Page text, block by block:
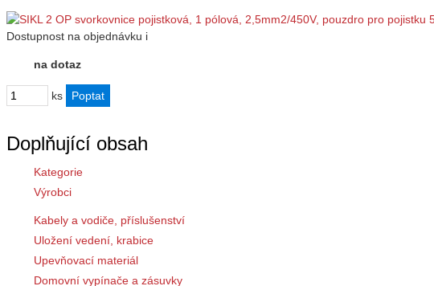
Dostupnost na objednávku i
na dotaz
ks
Doplňující obsah
Kategorie
Výrobci
Kabely a vodiče, příslušenství
Uložení vedení, krabice
Upevňovací materiál
Domovní vypínače a zásuvky